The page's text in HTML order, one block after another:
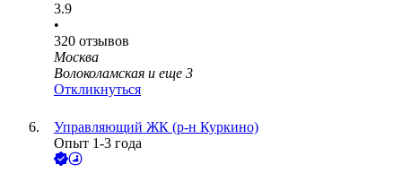
3.9
•
320 отзывов
Москва
Волоколамская и еще 3
Откликнуться
Управляющий ЖК (р-н Куркино)
Опыт 1-3 года